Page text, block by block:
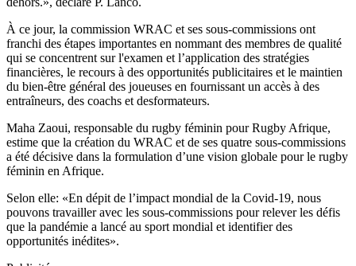
À ce jour, la commission WRAC et ses sous-commissions ont
franchi des étapes importantes en nommant des membres de qualité
qui se concentrent sur l'examen et l’application des stratégies
financières, le recours à des opportunités publicitaires et le maintien
du bien-être général des joueuses en fournissant un accès à des
entraîneurs, des coachs et desformateurs.
Maha Zaoui, responsable du rugby féminin pour Rugby Afrique,
estime que la création du WRAC et de ses quatre sous-commissions
a été décisive dans la formulation d’une vision globale pour le rugby
féminin en Afrique.
Selon elle: «En dépit de l’impact mondial de la Covid-19, nous
pouvons travailler avec les sous-commissions pour relever les défis
que la pandémie a lancé au sport mondial et identifier des
opportunités inédites».